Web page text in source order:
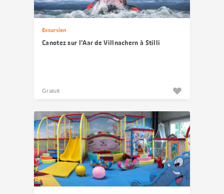
Excursion
Canotez sur l’Aar de Villnachern à Stilli
Gratuit